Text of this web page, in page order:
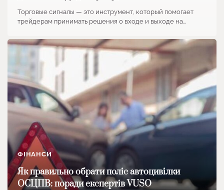
Торговые сигналы — это инструмент, который помогает
трейдерам принимать решения о входе и выходе на…
ФІНАНСИ
Як правильно обрати поліс автоцивілки
ОСЦПВ: поради експертів VUSO